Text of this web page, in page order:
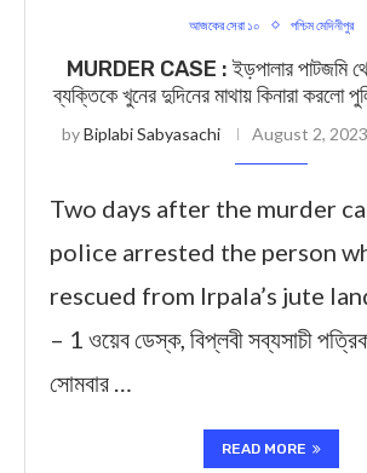
আজকের সেরা ১০ পশ্চিম মেদিনীপুর
MURDER CASE : ইড়পালার পাটজমি
ব্যক্তিকে খুনের দুদিনের মাথায় কিনারা করলো
byBiplabi Sabyasachi August 2, 2023
Two days after the murder
police arrested the person
rescued from Irpala’s jute
– 1 ওয়েব ডেস্ক, বিপ্লবী সব্যসাচী
সোমবার …
READ MORE